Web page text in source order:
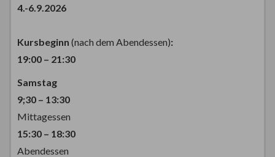
4.-6.9.2026
Kursbeginn (nach dem Abendessen):
19:00 – 21:30
Samstag
9;30 – 13:30
Mittagessen
15:30 – 18:30
Abendessen